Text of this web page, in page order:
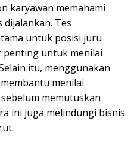
karyawan memahami
Tes
untuk posisi juru
penting untuk menilai
itu, menggunakan
menilai
memutuskan
ini juga melindungi bisnis